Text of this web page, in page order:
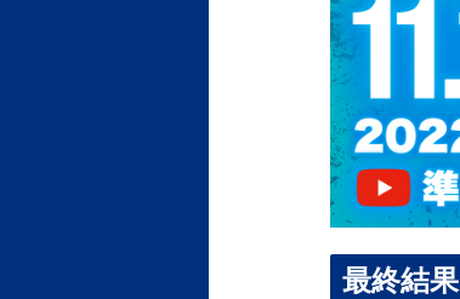
最終結果